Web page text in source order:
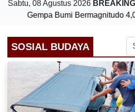
Sabtu, 08 Agustus 2026
Gempa Bumi Bermagnitudo
SOSIAL BUDAYA